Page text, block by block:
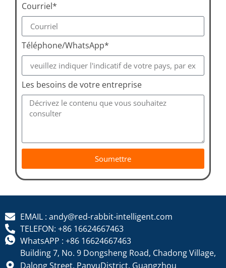
Courriel*
Téléphone/WhatsApp*
Les besoins de votre entreprise
Soumettre
EMAIL : andy@red-rabbit-intelligent.com
TELEFON: +86 16624667463
WhatsAPP : +86 16624667463
Building 7, No. 9 Dongsheng Road, Chadong Village,
Dalong Street, PanyuDistrict, Guangzhou